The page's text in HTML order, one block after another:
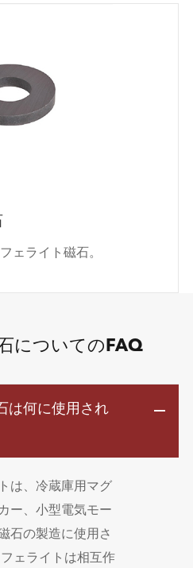
ェライト磁石。
についてのFAQ
は何に使用され
は、冷蔵庫用マグ
ー、小型電気モー
石の製造に使用さ
ェライトは相互作